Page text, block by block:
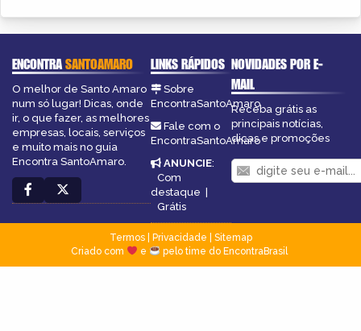
ENCONTRASANTOAMARO
O melhor de Santo Amaro
num só lugar! Dicas, onde
ir, o que fazer, as melhores
empresas, locais, serviços
e muito mais no guia
Encontra SantoAmaro.
LINKS RÁPIDOS
Sobre
EncontraSantoAmaro
Fale com o
EncontraSantoAmaro
ANUNCIE:
Com
destaque |
Grátis
NOVIDADES POR E-
MAIL
Receba grátis as
principais notícias,
dicas e promoções
Termos| Privacidade
Sitemap
Criado com
e pelo time do EncontraBrasil